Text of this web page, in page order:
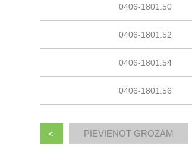
0406-1801.50
0406-1801.52
0406-1801.54
0406-1801.56
<